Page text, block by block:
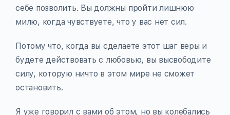
себе позволить. Вы должны пройти лишнюю
милю, когда чувствуете, что у вас нет сил.
Потому что, когда вы сделаете этот шаг веры и
будете действовать с любовью, вы высвободите
силу, которую ничто в этом мире не сможет
остановить.
Я уже говорил с вами об этом, но вы колебались